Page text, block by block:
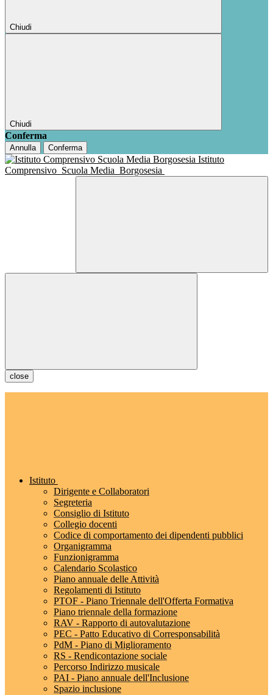
Chiudi
Chiudi
Conferma
Annulla Conferma
Istituto
Comprensivo Scuola Media Borgosesia
close
Istituto
Dirigente e Collaboratori
Segreteria
Consiglio di Istituto
Collegio docenti
Codice di comportamento dei dipendenti pubblici
Organigramma
Funzionigramma
Calendario Scolastico
Piano annuale delle Attività
Regolamenti di Istituto
PTOF - Piano Triennale dell'Offerta Formativa
Piano triennale della formazione
RAV - Rapporto di autovalutazione
PEC - Patto Educativo di Corresponsabilità
PdM - Piano di Miglioramento
RS - Rendicontazione sociale
Percorso Indirizzo musicale
PAI - Piano annuale dell'Inclusione
Spazio inclusione